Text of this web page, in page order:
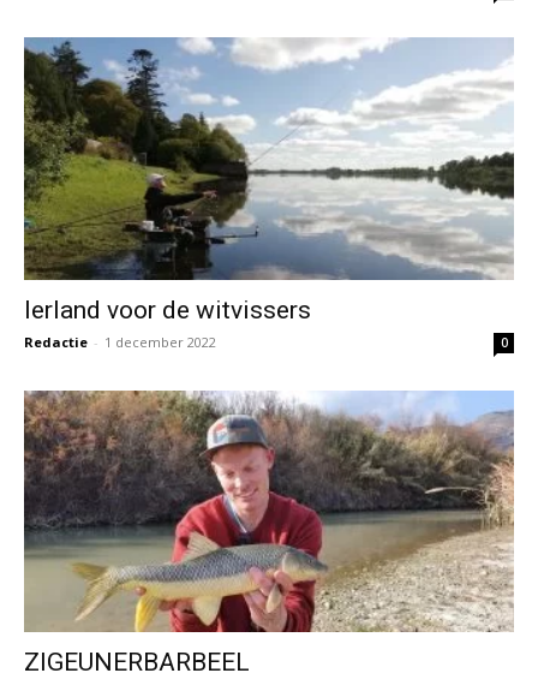
Ierland voor de witvissers
Redactie - 1 december 2022 0
ZIGEUNERBARBEEL